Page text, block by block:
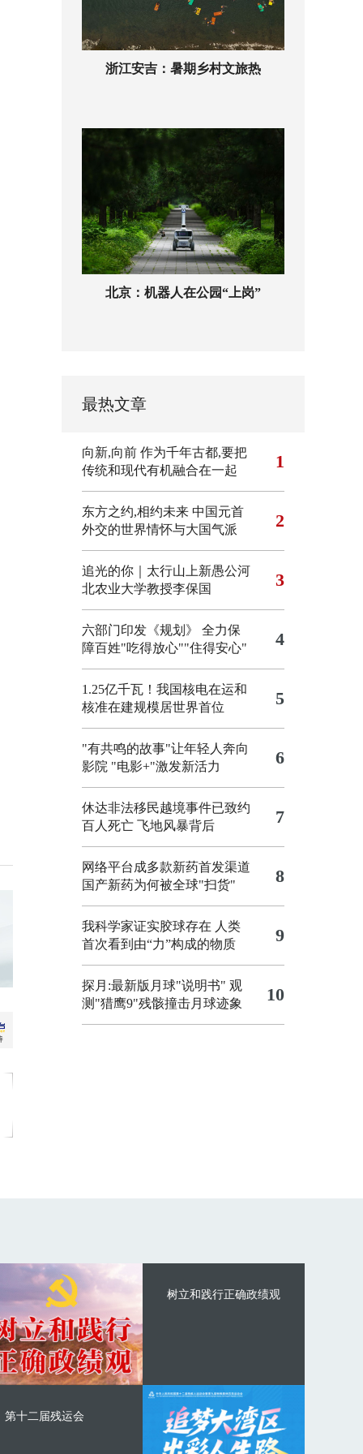
浙江安吉：暑期乡村文旅热
北京：机器人在公园“上岗”
最热文章
向新,向前 作为千年古都,要把
传统和现代有机融合在一起
1
东方之约,相约未来 中国元首
外交的世界情怀与大国气派
2
追光的你｜太行山上新愚公河
北农业大学教授李保国
3
六部门印发《规划》 全力保
障百姓"吃得放心""住得安心"
4
1.25亿千瓦！我国核电在运和
核准在建规模居世界首位
5
"有共鸣的故事"让年轻人奔向
影院 "电影+"激发新活力 6
休达非法移民越境事件已致约
百人死亡 飞地风暴背后 7
网络平台成多款新药首发渠道
国产新药为何被全球"扫货"
8
我科学家证实胶球存在 人类
首次看到由“力”构成的物质
9
探月:最新版月球"说明书" 观
测"猎鹰9"残骸撞击月球迹象
10
树立和践行正确政绩观
第十二届残运会